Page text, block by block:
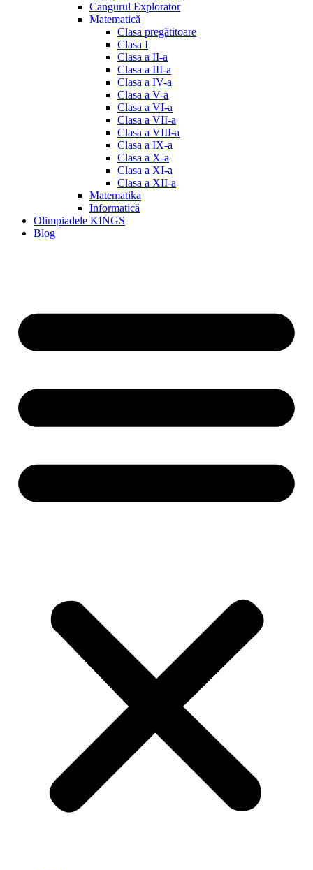
Cangurul Explorator
Matematică
Clasa pregătitoare
Clasa I
Clasa a II-a
Clasa a III-a
Clasa a IV-a
Clasa a V-a
Clasa a VI-a
Clasa a VII-a
Clasa a VIII-a
Clasa a IX-a
Clasa a X-a
Clasa a XI-a
Clasa a XII-a
Matematika
Informatică
Olimpiadele KINGS
Blog